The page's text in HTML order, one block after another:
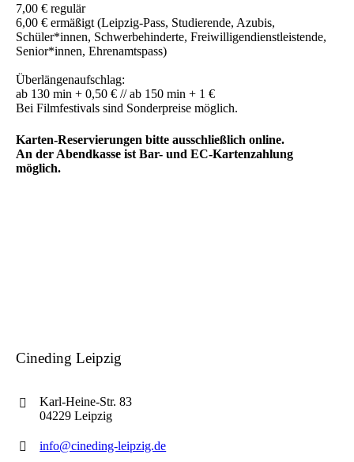
7,00 € regulär
6,00 € ermäßigt (Leipzig-Pass, Studierende, Azubis,
Schüler*innen, Schwerbehinderte, Freiwilligendienstleistende,
Senior*innen, Ehrenamtspass)
Überlängenaufschlag:
ab 130 min + 0,50 € // ab 150 min + 1 €
Bei Filmfestivals sind Sonderpreise möglich.
Karten-Reservierungen bitte ausschließlich online.
An der Abendkasse ist Bar- und EC-Kartenzahlung
möglich.
Cineding Leipzig
Karl-Heine-Str. 83
04229 Leipzig
info@cineding-leipzig.de